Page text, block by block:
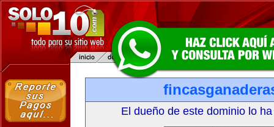
El dueño de este dominio lo